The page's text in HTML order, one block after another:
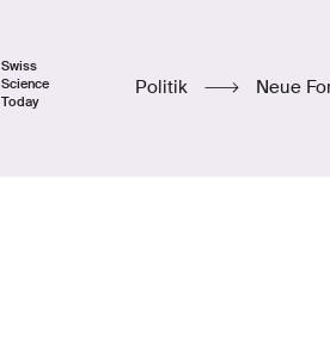
Swiss
Science
Today
Politik Neue